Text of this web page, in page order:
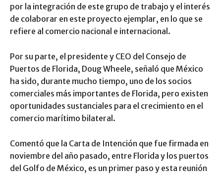
por la integración de este grupo de trabajo y el interés
de colaborar en este proyecto ejemplar, en lo que se
refiere al comercio nacional e internacional.
Por su parte, el presidente y CEO del Consejo de
Puertos de Florida, Doug Wheele, señaló que México
ha sido, durante mucho tiempo, uno de los socios
comerciales más importantes de Florida, pero existen
oportunidades sustanciales para el crecimiento en el
comercio marítimo bilateral.
Comentó que la Carta de Intención que fue firmada en
noviembre del año pasado, entre Florida y los puertos
del Golfo de México, es un primer paso y esta reunión